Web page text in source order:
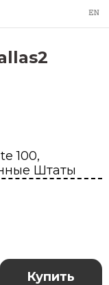
100,
Штаты
Купить